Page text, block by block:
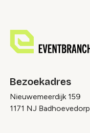
Bezoekadres
Nieuwemeerdijk 159
1171 NJ Badhoevedorp